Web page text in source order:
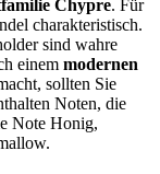
Chypre. Für
charakteristisch.
sind wahre
einem modernen
sollten Sie
Noten, die
Note Honig,